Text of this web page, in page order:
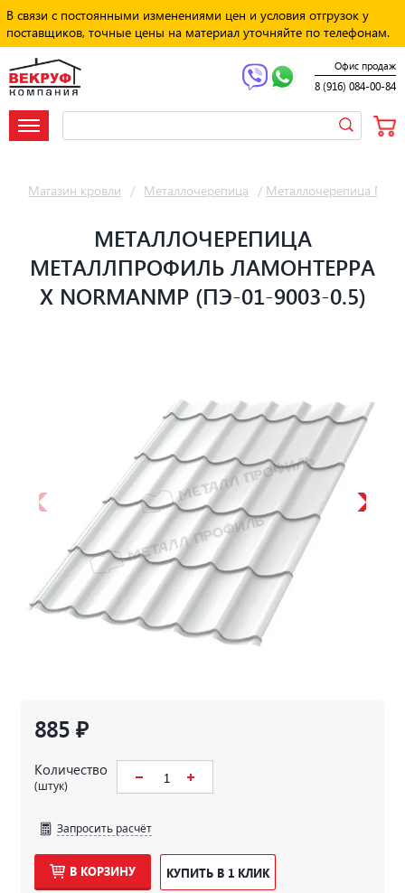
В связи с постоянными изменениями цен и условия отгрузок у
поставщиков, точные цены на материал уточняйте по телефонам.
Офис продаж
8 (916) 084-00-84
Магазин кровли / Металлочерепица / Металлочерепица
МЕТАЛЛОЧЕРЕПИЦА
МЕТАЛЛПРОФИЛЬ ЛАМОНТЕРРА
X NORMANMP (ПЭ-01-9003-0.5)
885 ₽
Количество
(штук)
Запросить расчёт
В КОРЗИНУ КУПИТЬ В 1 КЛИК